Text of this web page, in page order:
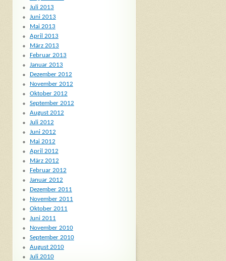
Juli 2013
Juni 2013
Mai 2013
April 2013
März 2013
Februar 2013
Januar 2013
Dezember 2012
November 2012
Oktober 2012
September 2012
August 2012
Juli 2012
Juni 2012
Mai 2012
April 2012
März 2012
Februar 2012
Januar 2012
Dezember 2011
November 2011
Oktober 2011
Juni 2011
November 2010
September 2010
August 2010
Juli 2010